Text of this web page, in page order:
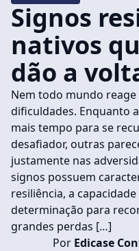
Signos
nativos
dão a
Nem todo mundo
dificuldades. Enquanto
mais tempo para se
desafiador, outras
justamente nas
signos possuem
resiliência, a
determinação para
grandes perdas […]
Por Edicase